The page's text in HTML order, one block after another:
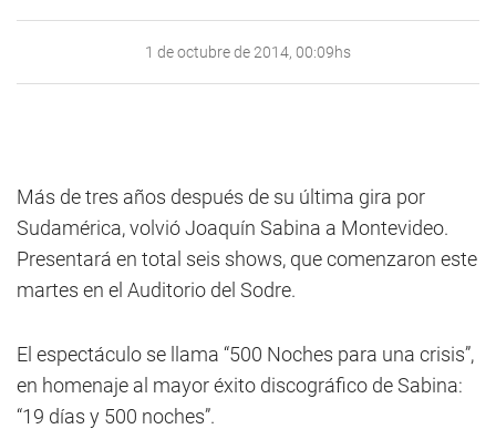
1 de octubre de 2014, 00:09hs
Más de tres años después de su última gira por
Sudamérica, volvió Joaquín Sabina a Montevideo.
Presentará en total seis shows, que comenzaron este
martes en el Auditorio del Sodre.
El espectáculo se llama “500 Noches para una crisis”,
en homenaje al mayor éxito discográfico de Sabina:
“19 días y 500 noches”.